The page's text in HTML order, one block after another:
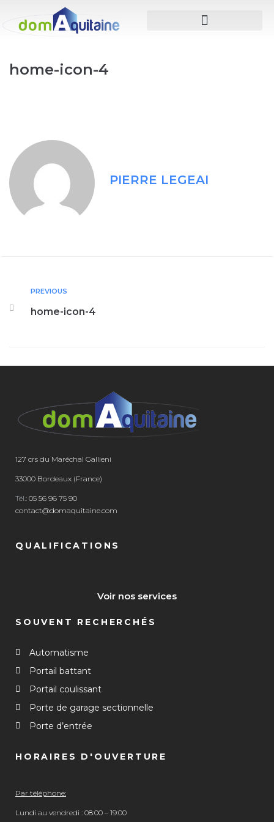
home-icon-4
PIERRE LEGEAI
PREVIOUS
home-icon-4
127 crs du Maréchal Gallieni
33000 Bordeaux (France)
Tél.: 05 56 96 75 90
contact@domaquitaine.com
QUALIFICATIONS
Voir nos services
SOUVENT RECHERCHÉS
Automatisme
Portail battant
Portail coulissant
Porte de garage sectionnelle
Porte d’entrée
HORAIRES D'OUVERTURE
Par téléphone:
Lundi au vendredi : 08:00 – 19:00